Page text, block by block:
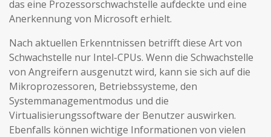
das eine Prozessorschwachstelle aufdeckte und eine
Anerkennung von Microsoft erhielt.
Nach aktuellen Erkenntnissen betrifft diese Art von
Schwachstelle nur Intel-CPUs. Wenn die Schwachstelle
von Angreifern ausgenutzt wird, kann sie sich auf die
Mikroprozessoren, Betriebssysteme, den
Systemmanagementmodus und die
Virtualisierungssoftware der Benutzer auswirken.
Ebenfalls können wichtige Informationen von vielen